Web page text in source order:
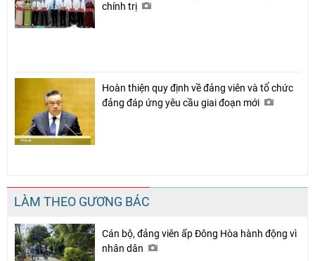
chính trị
Hoàn thiện quy định về đảng viên và tổ chức
đảng đáp ứng yêu cầu giai đoạn mới
LÀM THEO GƯƠNG BÁC
Cán bộ, đảng viên ấp Đông Hòa hành động vì
nhân dân